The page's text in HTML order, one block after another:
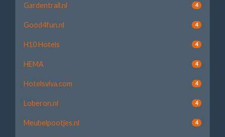
Gardentrail.nl 4
Good4fun.nl 4
H10 Hotels 4
HEMA 4
Hotelsviva.com 4
Loberon.nl 4
Meubelpootjes.nl 4